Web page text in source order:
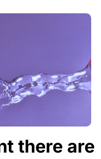
there are